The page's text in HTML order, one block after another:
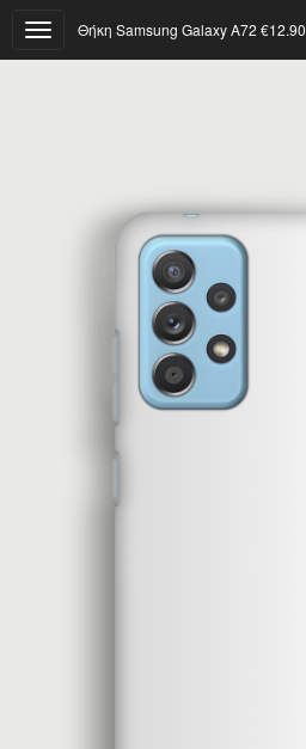
Θήκη Samsung Galaxy A72 €12.90